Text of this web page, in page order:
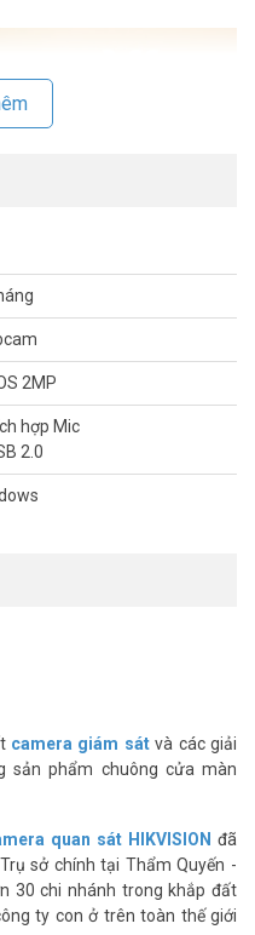
giải cao trên các nền tảng ưa
khung hình/giây, chất lượng
ràng, đầy màu sắc và có độ
nói của bạn truyền ra rõ
ồn ào.
2MP
hợp Mic
2.0
camera giám sátvà các giải
sản phẩm chuông cửa màn
quan sát HIKVISION đã
sở chính tại Thẩm Quyến -
30 chi nhánh trong khắp đất
ty con ở trên toàn thế giới